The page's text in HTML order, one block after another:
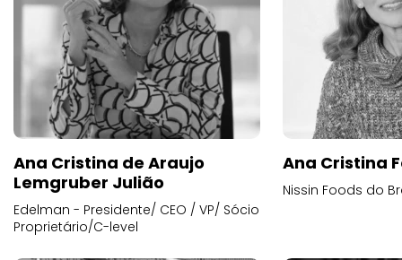
Ana Cristina de Araujo
Lemgruber Julião
Edelman - Presidente/ CEO / VP/ Sócio
Proprietário/C-level
Ana Cristina
Nissin Foods do